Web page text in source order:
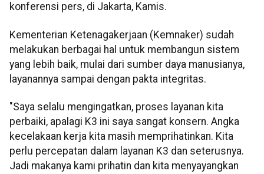
konferensi pers, di Jakarta, Kamis.
Kementerian Ketenagakerjaan (Kemnaker) sudah
melakukan berbagai hal untuk membangun sistem
yang lebih baik, mulai dari sumber daya manusianya,
layanannya sampai dengan pakta integritas.
"Saya selalu mengingatkan, proses layanan kita
perbaiki, apalagi K3 ini saya sangat konsern. Angka
kecelakaan kerja kita masih memprihatinkan. Kita
perlu percepatan dalam layanan K3 dan seterusnya.
Jadi makanya kami prihatin dan kita menyayangkan